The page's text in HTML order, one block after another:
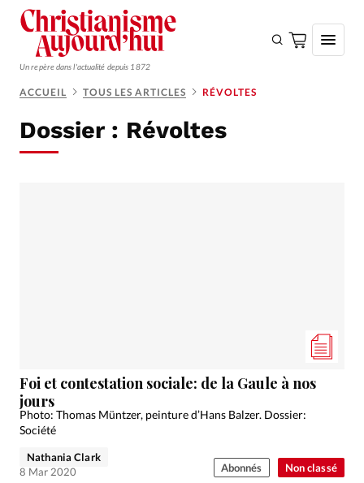
Un repère dans l'actualité depuis 1872
Monde
Devise:
RUBRIQUES
Actualité internationale
Chronique
Culture
ACCUEIL TOUS LES ARTICLES RÉVOLTES
Dossier : Révoltes
Non classé
Foi et contestation sociale: de la Gaule à nos
jours
Photo: Thomas Müntzer, peinture d’Hans Balzer. Dossier:
Société
Nathania Clark
8 Mar 2020
Abonnés